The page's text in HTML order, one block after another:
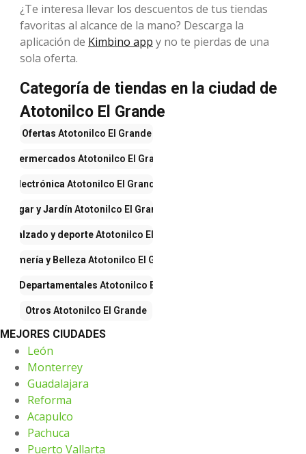
¿Te interesa llevar los descuentos de tus tiendas
favoritas al alcance de la mano? Descarga la
aplicación de Kimbino app y no te pierdas de una
sola oferta.
Categoría de tiendas en la ciudad de
Atotonilco El Grande
Ofertas Atotonilco El Grande
Supermercados Atotonilco El Grande
Electrónica Atotonilco El Grande
Hogar y Jardín Atotonilco El Grande
calzado y deporteAtotonilco El Grande
y Belleza Atotonilco El Grande
Departamentales Atotonilco El Grande
Otros Atotonilco El Grande
MEJORES CIUDADES
León
Monterrey
Guadalajara
Reforma
Acapulco
Pachuca
Puerto Vallarta